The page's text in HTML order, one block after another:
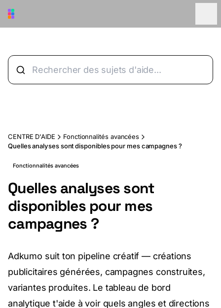
CENTRE D'AIDE
Fonctionnalités avancées
Quelles analyses sont disponibles pour mes campagnes ?
Fonctionnalités avancées
Quelles analyses sont
disponibles pour mes
campagnes ?
Adkumo suit ton pipeline créatif — créations
publicitaires générées, campagnes construites,
variantes produites. Le tableau de bord
analytique t'aide à voir quels angles et directions